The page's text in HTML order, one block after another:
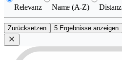
Relevanz Name (A-Z) Distanz
Zurücksetzen 5 Ergebnisse anzeigen